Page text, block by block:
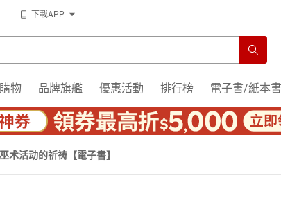
下載APP
物 品牌旗艦 優惠活動 排行榜 電子書/紙本書
术活动的祈祷【電子書】